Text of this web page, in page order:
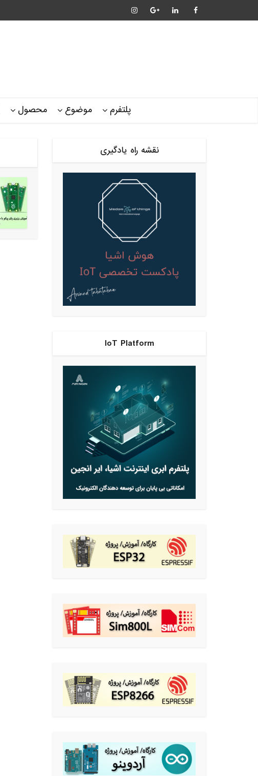
پلتفرم موضوع محصول
نقشه راه یادگیری
IoT Platform